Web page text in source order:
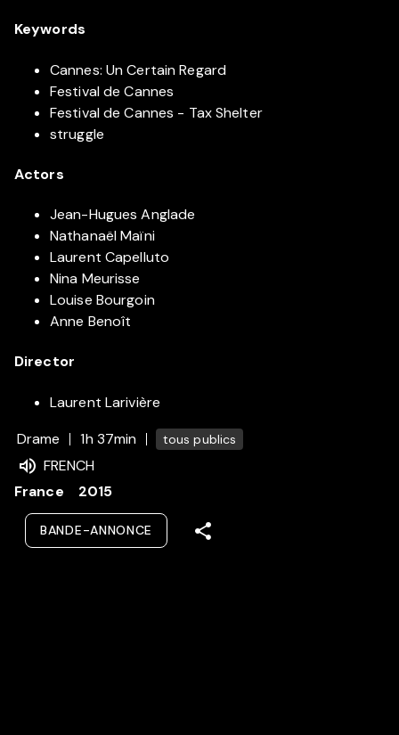
Keywords
Cannes: Un Certain Regard
Festival de Cannes
Festival de Cannes - Tax Shelter
struggle
Actors
Jean-Hugues Anglade
Nathanaël Maïni
Laurent Capelluto
Nina Meurisse
Louise Bourgoin
Anne Benoît
Director
Laurent Larivière
Drame
1h 37min tous publics
FRENCH
France
2015
BANDE-ANNONCE